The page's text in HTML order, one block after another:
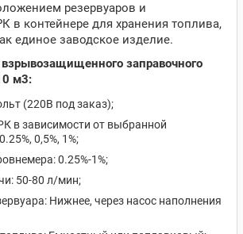
резервуаров и
в контейнере для хранения топлива,
единое заводское изделие.
заправочного
м3:
(220В под заказ);
в зависимости от выбранной
0,5%, 1%;
0.25%-1%;
50-80 л/мин;
Нижнее, через насос наполнения